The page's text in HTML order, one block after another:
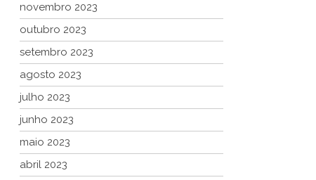
novembro 2023
outubro 2023
setembro 2023
agosto 2023
julho 2023
junho 2023
maio 2023
abril 2023